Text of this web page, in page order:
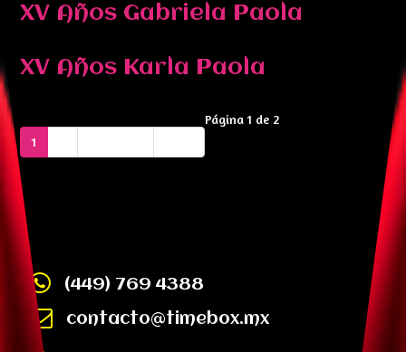
XV Años Gabriela Paola
XV Años Karla Paola
Página 1 de 2
1
(449) 769 4388
contacto@timebox.mx